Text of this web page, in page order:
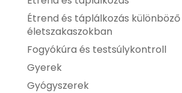
Étrend és táplálkozás különböző
életszakaszokban
Fogyókúra és testsúlykontroll
Gyerek
Gyógyszerek